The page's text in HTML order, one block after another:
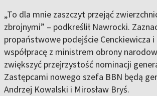
„To dla mnie zaszczyt przejąć
zbrojnymi” – podkreślił Nawrocki.
propaństwowe podejście Cenckiewicza i
współpracę z ministrem obrony
zwiększyć przejrzystość nominacji
Zastępcami nowego szefa BBN będą
Andrzej Kowalski i Mirosław Bryś.